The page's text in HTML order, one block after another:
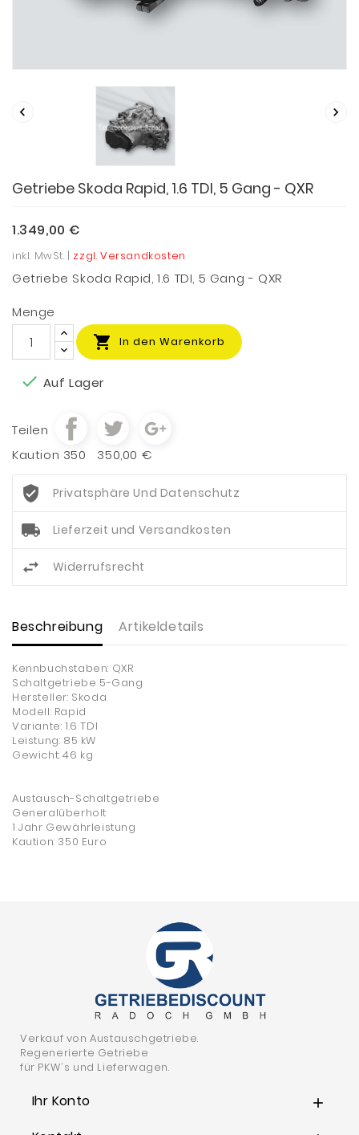
 
Getriebe Skoda Rapid, 1.6 TDI, 5 Gang - QXR
1.349,00 €
inkl. MwSt. | zzgl. Versandkosten
Getriebe Skoda Rapid, 1.6 TDI, 5 Gang - QXR
Menge
 In den Warenkorb
 Auf Lager
Teilen
Kaution 350
350,00 €
Privatsphäre Und Datenschutz
Lieferzeit und Versandkosten
Widerrufsrecht
Beschreibung Artikeldetails
Kennbuchstaben: QXR
Schaltgetriebe 5-Gang
Hersteller: Skoda
Modell: Rapid
Variante: 1.6 TDI
Leistung: 85 kW
Gewicht: 46 kg
Austausch-Schaltgetriebe
Generalüberholt
1 Jahr Gewährleistung
Kaution: 350 Euro
Verkauf von Austauschgetriebe.
Regenerierte Getriebe
für PKW´s und Lieferwagen.
Ihr Konto 